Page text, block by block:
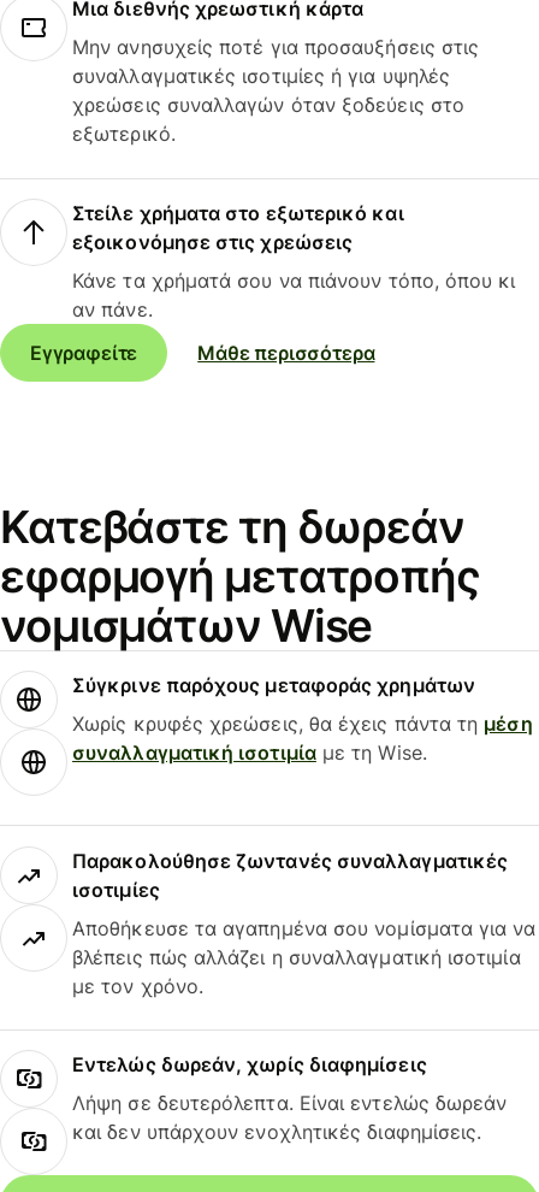
Μια διεθνής χρεωστική κάρτα
Μην ανησυχείς ποτέ για προσαυξήσεις στις
συναλλαγματικές ισοτιμίες ή για υψηλές
χρεώσεις συναλλαγών όταν ξοδεύεις στο
εξωτερικό.
Στείλε χρήματα στο εξωτερικό και
εξοικονόμησε στις χρεώσεις
Κάνε τα χρήματά σου να πιάνουν τόπο, όπου κι
αν πάνε.
Εγγραφείτε
Μάθε περισσότερα
Κατεβάστε τη δωρεάν
εφαρμογή μετατροπής
νομισμάτων Wise
Σύγκρινε παρόχους μεταφοράς χρημάτων
Χωρίς κρυφές χρεώσεις, θα έχεις πάντα τη μέση
συναλλαγματική ισοτιμίαμε τη Wise.
Παρακολούθησε ζωντανές συναλλαγματικές
ισοτιμίες
Αποθήκευσε τα αγαπημένα σου νομίσματα για να
βλέπεις πώς αλλάζει η συναλλαγματική ισοτιμία
με τον χρόνο.
Εντελώς δωρεάν, χωρίς διαφημίσεις
Λήψη σε δευτερόλεπτα. Είναι εντελώς δωρεάν
και δεν υπάρχουν ενοχλητικές διαφημίσεις.